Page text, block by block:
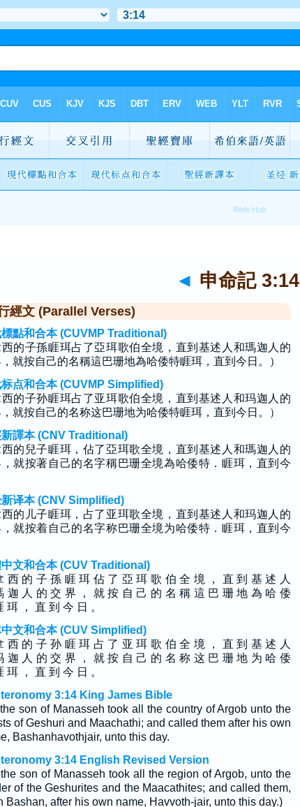
◄ 申命記 3:14
經文 (Parallel Verses)
點和合本 (CUVMP Traditional)
的子孫睚珥占了亞珥歌伯全境，直到基述人和瑪迦人的
就按自己的名稱這巴珊地為哈倭特睚珥，直到今日。）
点和合本 (CUVMP Simplified)
的子孙睚珥占了亚珥歌伯全境，直到基述人和玛迦人的
就按自己的名称这巴珊地为哈倭特睚珥，直到今日。）
譯本 (CNV Traditional)
的兒子睚珥，佔了亞珥歌全境，直到基述人和瑪迦人的
就按著自己的名字稱巴珊全境為哈倭特．睚珥，直到今
译本 (CNV Simplified)
的儿子睚珥，占了亚珥歌全境，直到基述人和玛迦人的
就按着自己的名字称巴珊全境为哈倭特．睚珥，直到今
文和合本 (CUV Traditional)
西 的 子 孫 睚 珥 佔 了 亞 珥 歌 伯 全 境 ， 直 到 基 述 人
迦 人 的 交 界 ， 就 按 自 己 的 名 稱 這 巴 珊 地 為 哈 倭
珥 ， 直 到 今 日 。
文和合本 (CUV Simplified)
西 的 子 孙 睚 珥 占 了 亚 珥 歌 伯 全 境 ， 直 到 基 述 人
迦 人 的 交 界 ， 就 按 自 己 的 名 称 这 巴 珊 地 为 哈 倭
珥 ， 直 到 今 日 。
3:14 King James Bible
son of Manasseh took all the country of Argob unto the
of Geshuri and Maachathi; and called them after his own
Bashanhavothjair, unto this day.
3:14 English Revised Version
son of Manasseh took all the region of Argob, unto the
of the Geshurites and the Maacathites; and called them,
Bashan, after his own name, Havvoth-jair, unto this day.)